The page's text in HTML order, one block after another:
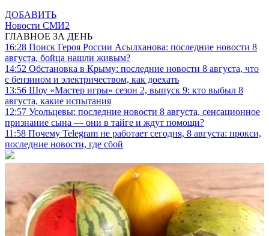
ДОБАВИТЬ
Новости СМИ2
ГЛАВНОЕ ЗА ДЕНЬ
16:28 Поиск Героя России Асылханова: последние новости 8
августа, бойца нашли живым?
14:52 Обстановка в Крыму: последние новости 8 августа, что
с бензином и электричеством, как доехать
13:56 Шоу «Мастер игры» сезон 2, выпуск 9: кто выбыл 8
августа, какие испытания
12:57 Усольцевы: последние новости 8 августа, сенсационное
признание сына — они в тайге и ждут помощи?
11:58 Почему Telegram не работает сегодня, 8 августа: прокси,
последние новости, где сбой